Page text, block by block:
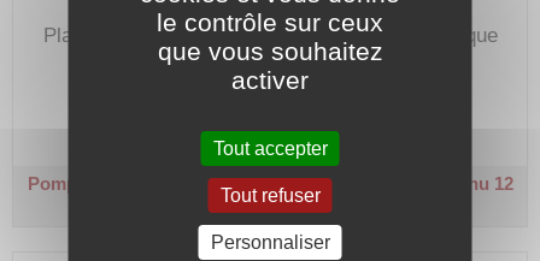
Plage de débit : 1 à 5 m³/h.Hauteur manométrique
max. : 4 m.
Prix : 173,60 €HT
Pompe vide cale eau de mer - UP 1500
Courant continu 12
V - 120 W
le contrôle sur ceux
que vous souhaitez
activer
Tout accepter
Tout refuser
Personnaliser